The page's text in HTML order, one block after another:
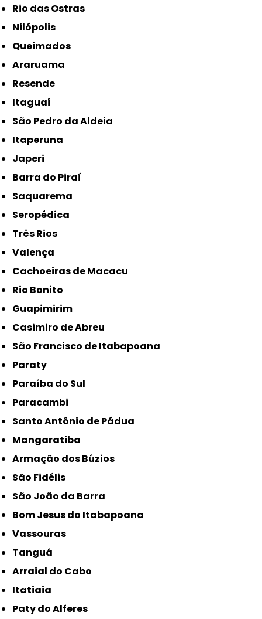
Rio das Ostras
Nilópolis
Queimados
Araruama
Resende
Itaguaí
São Pedro da Aldeia
Itaperuna
Japeri
Barra do Piraí
Saquarema
Seropédica
Três Rios
Valença
Cachoeiras de Macacu
Rio Bonito
Guapimirim
Casimiro de Abreu
São Francisco de Itabapoana
Paraty
Paraíba do Sul
Paracambi
Santo Antônio de Pádua
Mangaratiba
Armação dos Búzios
São Fidélis
São João da Barra
Bom Jesus do Itabapoana
Vassouras
Tanguá
Arraial do Cabo
Itatiaia
Paty do Alferes